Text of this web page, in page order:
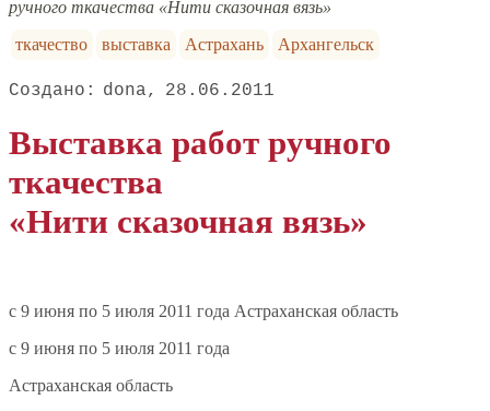
ручного ткачества «Нити сказочная вязь»
ткачество
выставка Астрахань Архангельск
dona 28.06.2011
Выставка работ ручного
ткачества
«Нити сказочная вязь»
c 9 июня по 5 июля 2011 года Астраханская область
c 9 июня по 5 июля 2011 года
Астраханская область